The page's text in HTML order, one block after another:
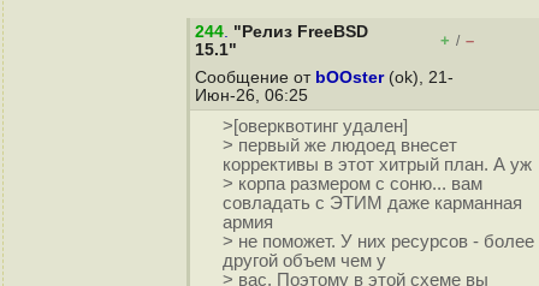
244. "Релиз FreeBSD
15.1"
+ / –
Сообщение от bOOster(ok), 21-
Июн-26, 06:25
>[оверквотинг удален]
> первый же людоед внесет
коррективы в этот хитрый план. А уж
> корпа размером с соню... вам
совладать с ЭТИМ даже карманная
армия
> не поможет. У них ресурсов - более
другой объем чем у
> вас. Поэтому в этой схеме вы